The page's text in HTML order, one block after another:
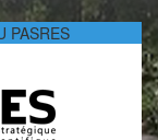
PASRES